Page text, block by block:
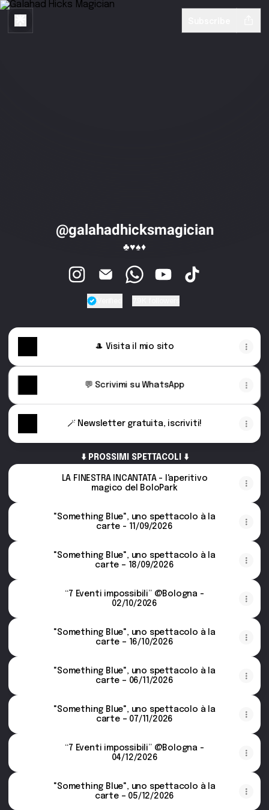
@galahadhicksmagician
♣️♥️♠️♦️
VerifiedLinker. You're looking at
🎩 Visita il mio sito
💬 Scrivimi su WhatsApp
🪄 Newsletter gratuita, iscriviti!
⬇️ PROSSIMI SPETTACOLI ⬇️
LA FINESTRA INCANTATA - l'aperitivo
magico del BoloPark
"Something Blue", uno spettacolo à la
carte - 11/09/2026
"Something Blue", uno spettacolo à la
carte – 18/09/2026
“7 Eventi impossibili” @Bologna -
02/10/2026
"Something Blue", uno spettacolo à la
carte – 16/10/2026
"Something Blue", uno spettacolo à la
carte – 06/11/2026
"Something Blue", uno spettacolo à la
carte – 07/11/2026
“7 Eventi impossibili” @Bologna -
04/12/2026
"Something Blue", uno spettacolo à la
carte – 05/12/2026